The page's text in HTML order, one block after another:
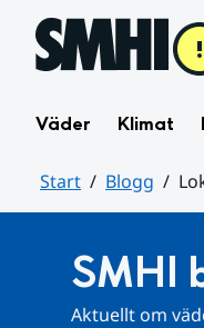
Hoppa till sidans
Väder Klimat
Start Blogg
SMHI
Aktuellt om